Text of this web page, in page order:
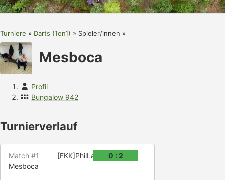
Turniere Darts (1on1) Spieler/innen
Mesboca
Profil
Bungalow 942
Turnierverlauf
Match #1 [FKK]PhilLan
0 : 2
Mesboca